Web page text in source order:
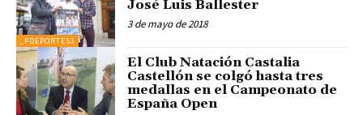
_PDEPORTES3
José Luis Ballester
3 de mayo de 2018
El Club Natación Castalia
Castellón se colgó hasta tres
medallas en el Campeonato de
España Open